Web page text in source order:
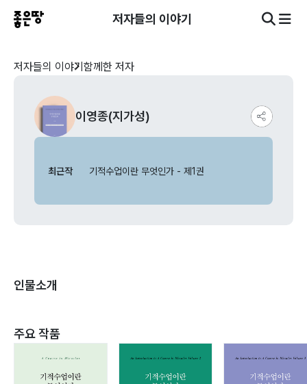
저자들의 이야기
저자들의 이야기 함께한 저자
이영종(지가성)
최근작 기적수업이란 무엇인가 - 제1권
인물소개
주요 작품